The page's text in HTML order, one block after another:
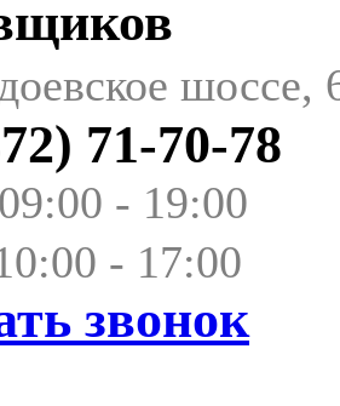
шоссе,
71-70-78
- 19:00
- 17:00
звонок